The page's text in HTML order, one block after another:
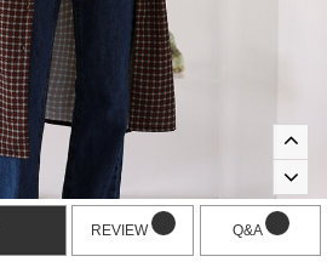
REVIEW Q&A